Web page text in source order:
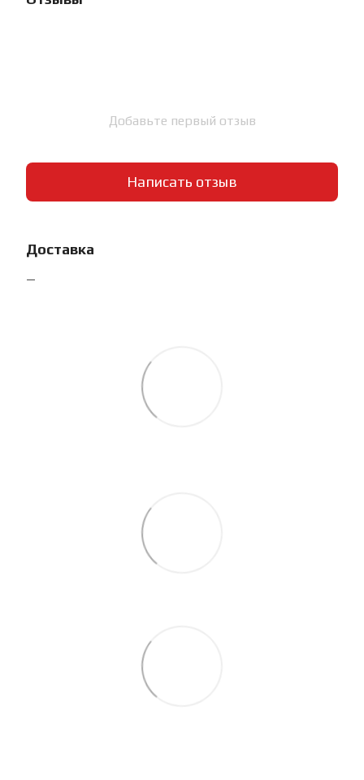
Добавьте первый отзыв
Написать отзыв
Доставка